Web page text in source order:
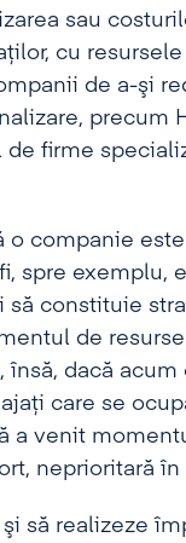
sau
cu
de a-şi
precum
firme
o companie
spre exemplu,
constituie
de
dacă
care se
a venit
neprioritară
să realizeze